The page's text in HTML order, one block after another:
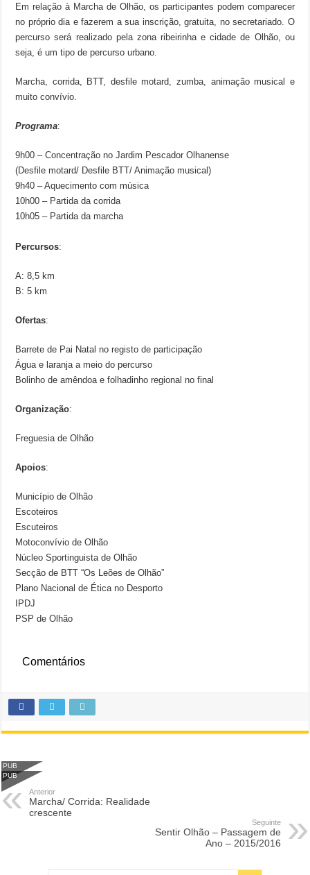
Em relação à Marcha de Olhão, os participantes podem comparecer
no próprio dia e fazerem a sua inscrição, gratuita, no secretariado. O
percurso será realizado pela zona ribeirinha e cidade de Olhão, ou
seja, é um tipo de percurso urbano.
Marcha, corrida, BTT, desfile motard, zumba, animação musical e
muito convívio.
Programa:
9h00 – Concentração no Jardim Pescador Olhanense
(Desfile motard/ Desfile BTT/ Animação musical)
9h40 – Aquecimento com música
10h00 – Partida da corrida
10h05 – Partida da marcha
Percursos:
A: 8,5 km
B: 5 km
Ofertas:
Barrete de Pai Natal no registo de participação
Água e laranja a meio do percurso
Bolinho de amêndoa e folhadinho regional no final
Organização:
Freguesia de Olhão
Apoios:
Município de Olhão
Escoteiros
Escuteiros
Motoconvívio de Olhão
Núcleo Sportinguista de Olhão
Secção de BTT “Os Leões de Olhão”
Plano Nacional de Ética no Desporto
IPDJ
PSP de Olhão
Comentários
PUB
PUB
Anterior
Marcha/ Corrida: Realidade
crescente
Seguinte
Sentir Olhão – Passagem de
Ano – 2015/2016